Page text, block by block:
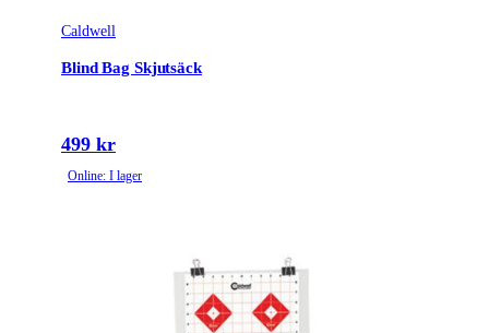
Caldwell
Blind Bag Skjutsäck
499 kr
Online: I lager